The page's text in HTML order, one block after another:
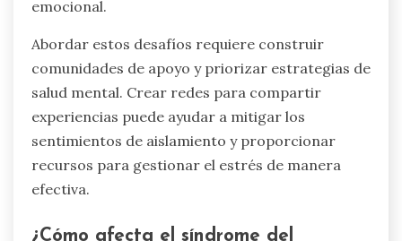
emprendedoras experimentan ansiedad
relacionada con su rendimiento empresarial.
Este estrés constante puede llevar al
agotamiento, dificultando el mantenimiento de
la motivación y la creatividad.
El aislamiento es otro desafío significativo.
en su camino, careciendo de redes de apoyo.